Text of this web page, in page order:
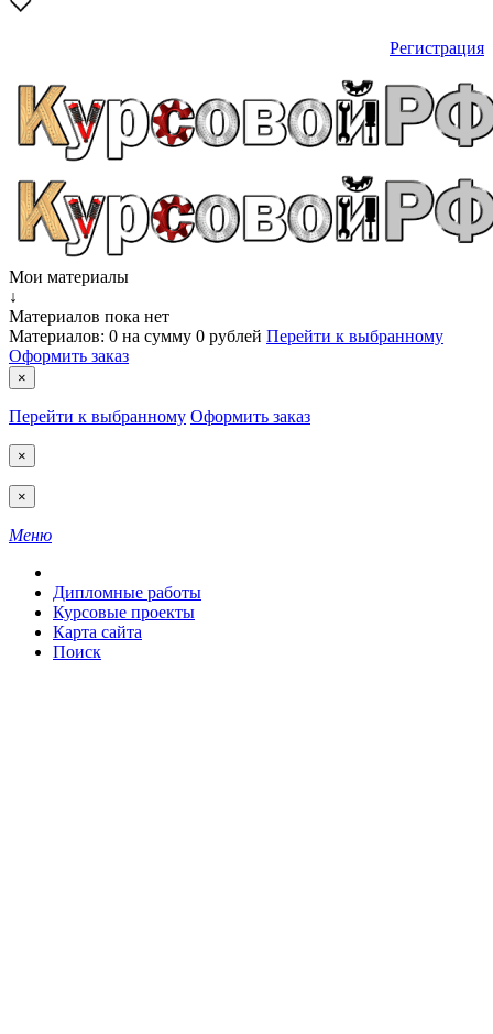
Регистрация
Мои материалы
↓
Материалов пока нет
Материалов: 0 на сумму 0 рублей Перейти к выбранному
Оформить заказ
×
Перейти к выбранному Оформить заказ
×
×
Меню
Дипломные работы
Курсовые проекты
Карта сайта
Поиск